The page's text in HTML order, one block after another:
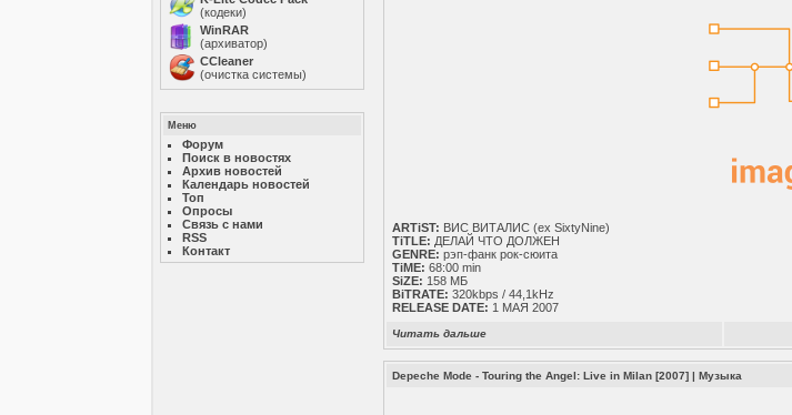
(кодеки)
WinRAR
(архиватор)
ССleaner
(очистка системы)
Меню
Форум
Поиск в новостях
Архив новостей
Календарь новостей
Топ
Опросы
Связь с нами
RSS
Контакт
ARTiST: ВИС ВИТАЛИС (ex SixtyNine)
TiTLE: ДЕЛАЙ ЧТО ДОЛЖЕН
GENRE: рэп-фанк рок-сюита
TiME: 68:00 min
SiZE: 158 МБ
BiTRATE: 320kbps / 44,1kHz
RELEASE DATE: 1 МАЯ 2007
Читать дальше
Depeche Mode - Touring the Angel: Live in Milan [2007] |Музыка